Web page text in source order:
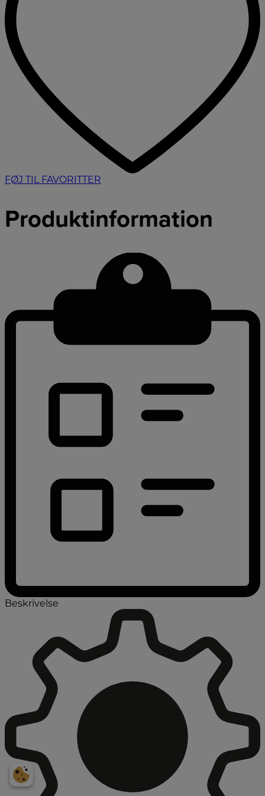
FØJ TIL FAVORITTER
Produktinformation
Beskrivelse